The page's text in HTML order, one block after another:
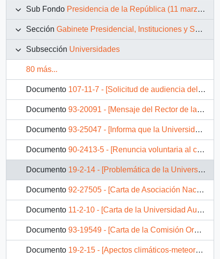
Sub Fondo Presidencia de la República (11 marzo 1990 – 11 marzo 1994)
Sección Gabinete Presidencial, Instituciones y Servicios
Subsección Universidades
80 más...
Documento 107-11-7 - [Solicitud de audiencia del Decano de la Facultad de Medicina de la Universidad Católica]
Documento 93-20091 - [Mensaje del Rector de la Universidad de Santiago mediante el cual propone candidato para Proyecto Red-Chile: Red Mundial de Chilenos Destacados]
Documento 93-25047 - [Informa que la Universidad de Santiago está dispuesta a continuar con el Proyecto RedChile]
Documento 90-2413-5 - [Renuncia voluntaria al cargo de rector de la Universidad de Santiago de Chile]
Documento 19-2-14 - [Problemática de la Universidad de Magallanes]
Documento 92-27505 - [Carta de Asociación Nacional de Trabajadores de Universidades Estatales]
Documento 11-2-10 - [Carta de la Universidad Austral de Chile dirigida al Presidente Patricio Aylwin, referente a encuentro regional de empresas]
Documento 93-19549 - [Carta de la Comisión Organizadora del VII Congreso Nacional de Estudiantes de Administración Pública dirigida al Presidente Patricio Aylwin}
Documento 19-2-15 - [Apectos climáticos-meteorológicos y geológicos involucrados en la inundación ocurrida en Punta Arenas en Mayo de 1990 elaborado por el Instituto de la Patagonia de la Universidad de Magallanes]